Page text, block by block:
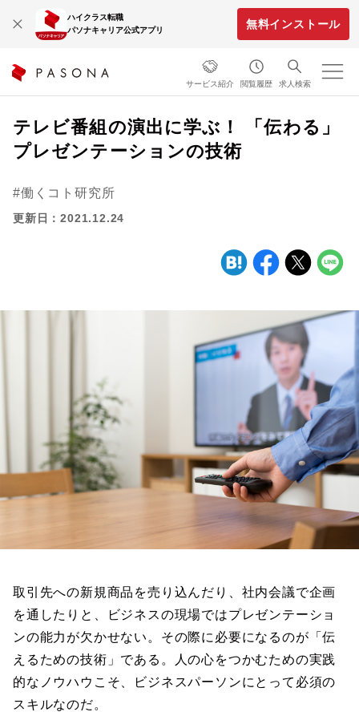
ハイクラス転職
パソナキャリア公式アプリ
無料インストール
サービス紹介 閲覧履歴 求人検索
テレビ番組の演出に学ぶ！ 「伝わる」
プレゼンテーションの技術
働くコト研究所
更新日：2021.12.24
取引先への新規商品を売り込んだり、社内会議で企画
を通したりと、ビジネスの現場ではプレゼンテーショ
ンの能力が欠かせない。その際に必要になるのが「伝
えるための技術」である。人の心をつかむための実践
的なノウハウこそ、ビジネスパーソンにとって必須の
スキルなのだ。